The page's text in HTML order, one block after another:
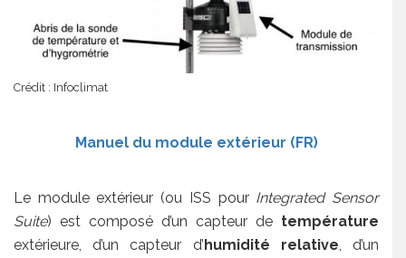
Crédit : Infoclimat
Manuel du module extérieur (FR)
Le module extérieur (ou ISS pour Integrated Sensor
Suite) est composé d’un capteur de température
extérieure, d’un capteur d’humidité relative, d’un